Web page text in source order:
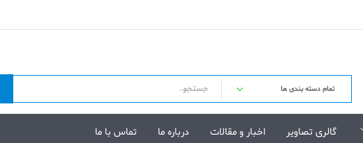
گالری تصاویر اخبار و مقالات درباره ما تماس با ما